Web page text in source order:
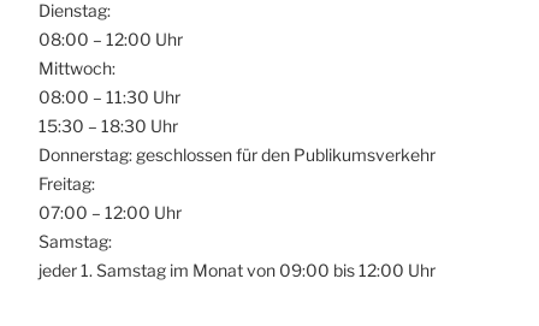
Dienstag:
08:00 – 12:00 Uhr
Mittwoch:
08:00 – 11:30 Uhr
15:30 – 18:30 Uhr
Donnerstag: geschlossen für den Publikumsverkehr
Freitag:
07:00 – 12:00 Uhr
Samstag:
jeder 1. Samstag im Monat von 09:00 bis 12:00 Uhr